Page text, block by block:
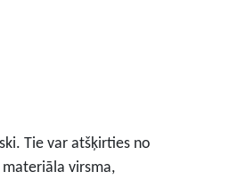
Tie var atšķirties no
virsma,